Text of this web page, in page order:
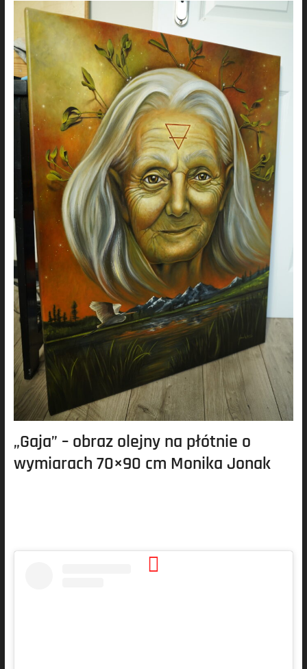
„Gaja” – obraz olejny na płótnie o
wymiarach 70×90 cm Monika Jonak